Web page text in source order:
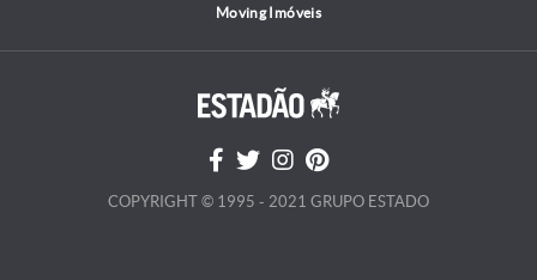
Moving Imóveis
COPYRIGHT © 1995 - 2021 GRUPO ESTADO